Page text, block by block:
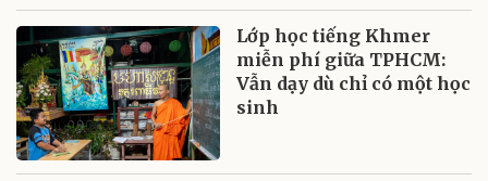
Lớp học tiếng Khmer
miễn phí giữa TPHCM:
Vẫn dạy dù chỉ có một học
sinh